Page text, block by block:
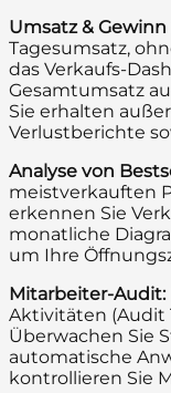
Umsatz &
Tagesumsatz,
das Verkaufs-
Gesamtumsatz
Sie erhalten
Verlustberichte
Analyse von
meistverkauften
erkennen Sie
monatliche
um Ihre
Mitarbeiter-Audit:
Aktivitäten (Audit
Überwachen Sie
automatische
kontrollieren Sie